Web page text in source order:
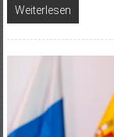
Weiterlesen